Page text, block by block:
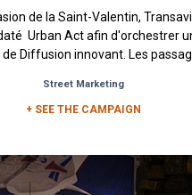
de la Saint-Valentin,
Urban Act afin d'orchestrer
Diffusion innovant. Les
Street Marketing
+ SEE THE CAMPAIGN